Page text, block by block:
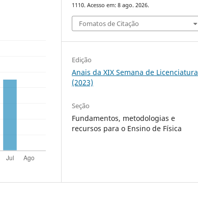
1110. Acesso em: 8 ago. 2026.
Fomatos de Citação
Edição
Anais da XIX Semana de Licenciatura
(2023)
Seção
Fundamentos, metodologias e
recursos para o Ensino de Física